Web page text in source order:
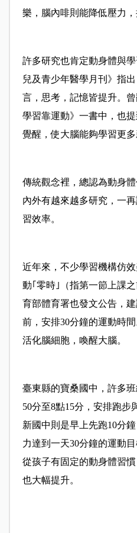
樂，腦內啡則能降低壓力，
許多研究也肯定動身體與
兒及青少年醫學月刊》指
言，思考，記憶皆提升。
學習靠運動》一書中，也
覺醒，使大腦能夠學習更多
傳統觀念裡，總認為動身
內外有越來越多研究，一
習效率。
近年來，不少學習機構仿
動｢零時｣（指第一節上課
育部體育署也發文公告，
前，安排30分鐘的運動時
活化腦細胞，喚醒大腦。
臺東縣的寶桑國中，許多
50分至8點15分，安排跑步
新國中則是早上先跑10分
力達到一天30分鐘的運動
從孩子有固定的動身體習
也大幅提升。